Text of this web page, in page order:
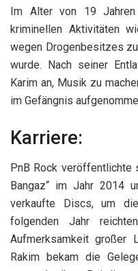
Im Alter von 19
kriminellen Aktivitäten
wegen Drogenbesitzes
wurde. Nach seiner
Karim an, Musik zu
im Gefängnis
Karriere:
PnB Rock veröffentlichte
Bangaz“ im Jahr 2014
verkaufte Discs, um
folgenden Jahr
Aufmerksamkeit großer
Rakim bekam die